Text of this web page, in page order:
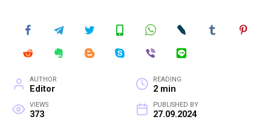
AUTHOR
Editor
READING
2 min
VIEWS
373
PUBLISHED BY
27.09.2024